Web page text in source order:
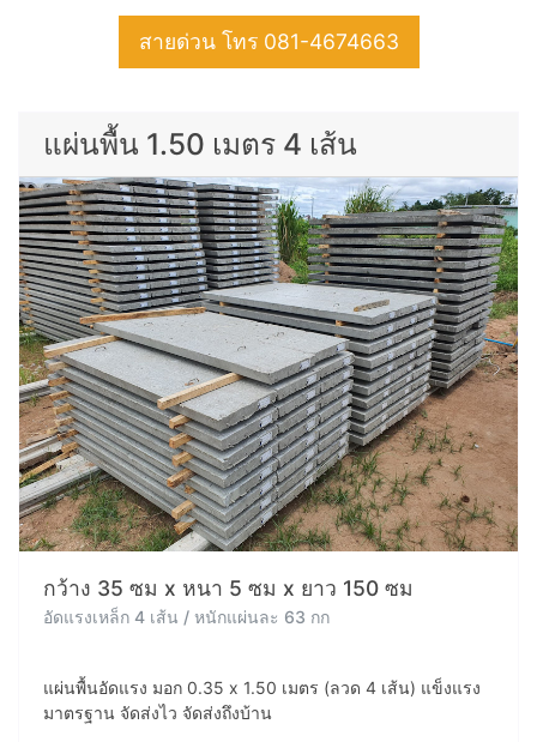
สายด่วน โทร 081-4674663
แผ่นพื้น 1.50 เมตร 4 เส้น
กว้าง 35 ซม x หนา 5 ซม x ยาว 150 ซม
อัดแรงเหล็ก 4 เส้น / หนักแผ่นละ 63 กก
แผ่นพื้นอัดแรง มอก 0.35 x 1.50 เมตร (ลวด 4 เส้น) แข็งแรง
มาตรฐาน จัดส่งไว จัดส่งถึงบ้าน